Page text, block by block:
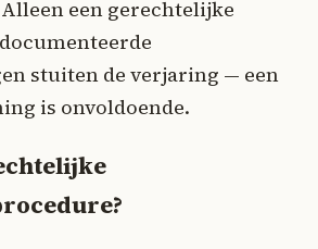
een gerechtelijke
stuiten de verjaring — een
is onvoldoende.